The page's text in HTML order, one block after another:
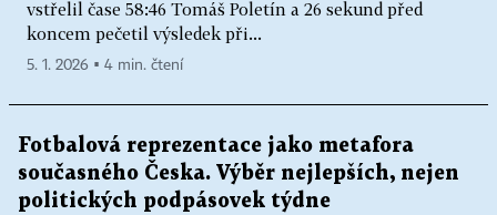
vstřelil čase 58:46 Tomáš Poletín a 26 sekund před
koncem pečetil výsledek při...
5. 1. 2026 ▪ 4 min. čtení
Fotbalová reprezentace jako metafora
současného Česka. Výběr nejlepších, nejen
politických podpásovek týdne